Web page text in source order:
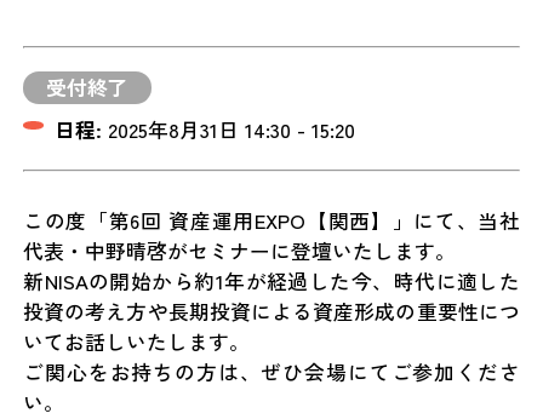
受付終了
日程: 2025年8月31日 14:30 - 15:20
この度「第6回 資産運用EXPO【関西】」にて、当社
代表・中野晴啓がセミナーに登壇いたします。
新NISAの開始から約1年が経過した今、時代に適した
投資の考え方や長期投資による資産形成の重要性につ
いてお話しいたします。
ご関心をお持ちの方は、ぜひ会場にてご参加くださ
い。